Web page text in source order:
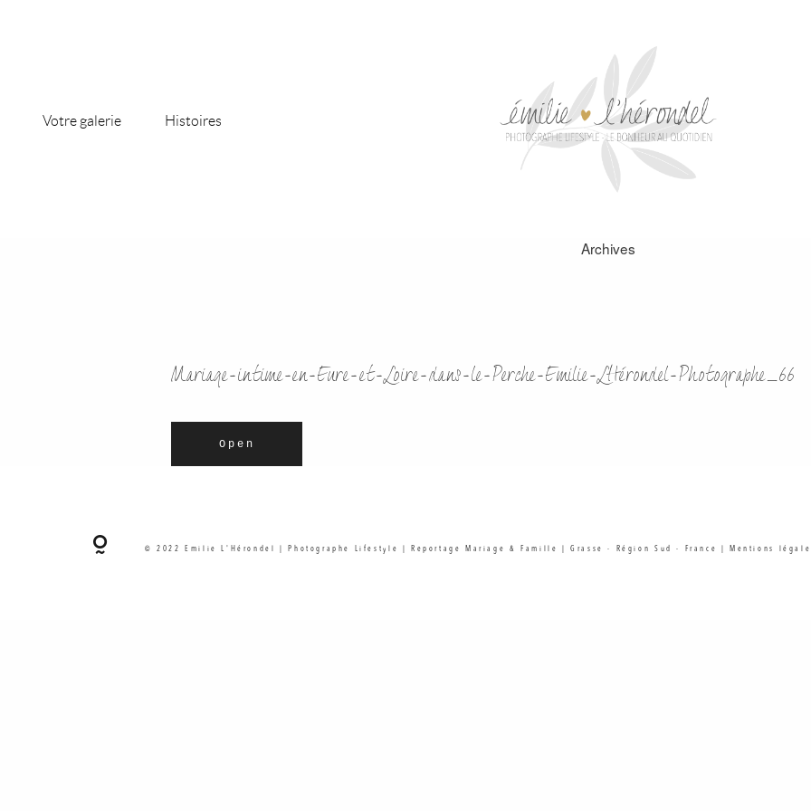
Votre galerie Histoires
Archives
Mariage-intime-en-Eure-et-Loire-dans-le-Perche-Emilie-LHérondel-Photographe_66
Open
© 2022 Emilie L'Hérondel | Photographe Lifestyle | Reportage Mariage & Famille | Grasse - Région Sud - France | Mentions